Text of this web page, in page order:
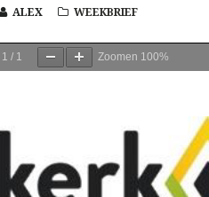
ALEX WEEKBRIEF
1 / 1 Zoomen 100%